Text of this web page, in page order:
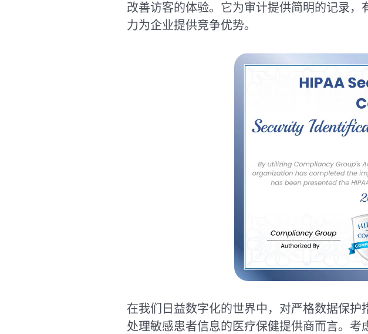
改善访客的体验。它为审计提供简明的记录
力为企业提供竞争优势。
在我们日益数字化的世界中，对严格数据保
处理敏感患者信息的医疗保健提供商而言。考